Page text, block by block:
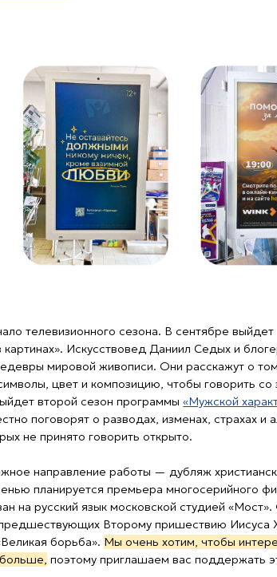
сезона. В сентябре выйдет новая
Искусствовед Даниил Седых и блогер Иван
мировой живописи. Они расскажут о том, как
цвет и композицию, чтобы говорить со зрителями о
сезон программы«Мужской характер», где
о разводах, изменах, страхах и алкоголе. Они
язык московской студией «Мост». Фильм
Второму пришествию Иисуса Христа. В
борьба».Мы очень хотим, чтобы интересных
поэтому приглашаем вас поддержать эту работу.
образа жизни и устройстве мира. Было вложено
ПОДДЕРЖАТЬ